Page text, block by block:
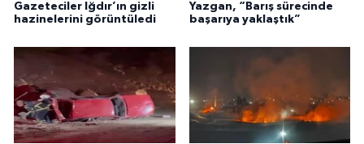
Gazeteciler Iğdır’ın gizli
hazinelerini görüntüledi
Yazgan, “Barış sürecinde
başarıya yaklaştık”